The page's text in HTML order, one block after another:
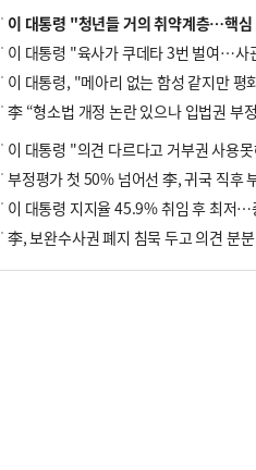
李, 보완수사권 폐지 침묵 두고 의견 분분